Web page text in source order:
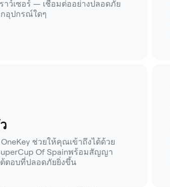
าว์เซอร์ — เชื่อมต่ออย่างปลอดภัย
กอุปกรณ์ใดๆ
ช่วยให้คุณเข้าถึงได้ด้วย
Of Spainพร้อมสัญญา
ตอบที่ปลอดภัยยิ่งขึ้น